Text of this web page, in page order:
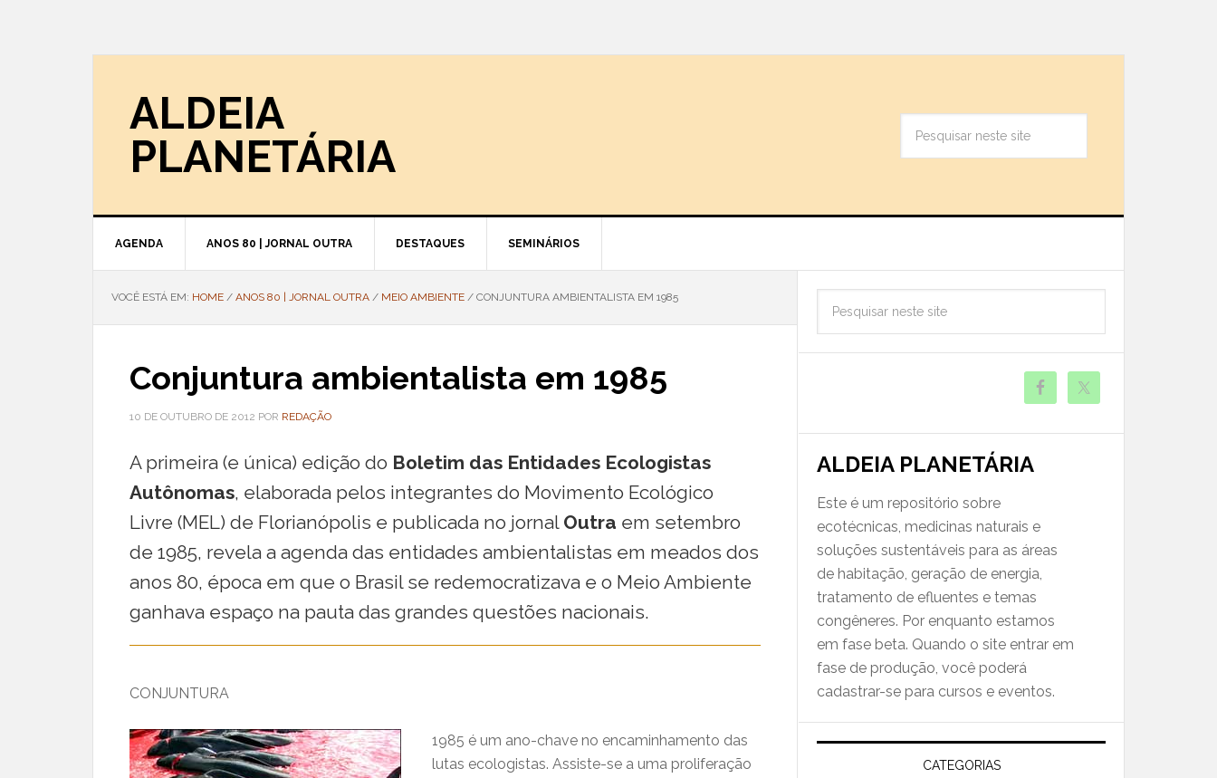
ALDEIA
PLANETÁRIA
AGENDA ANOS 80 | JORNAL OUTRA DESTAQUES SEMINÁRIOS
VOCÊ ESTÁ EM: HOME / ANOS 80 | JORNAL OUTRA / MEIO AMBIENTE / CONJUNTURA AMBIENTALISTA EM 1985
Conjuntura ambientalista em 1985
10 DE OUTUBRO DE 2012 POR REDAÇÃO
A primeira (e única) edição do Boletim das Entidades Ecologistas
Autônomas, elaborada pelos integrantes do Movimento Ecológico
Livre (MEL) de Florianópolis e publicada no jornal Outra em setembro
de 1985, revela a agenda das entidades ambientalistas em meados dos
anos 80, época em que o Brasil se redemocratizava e o Meio Ambiente
ganhava espaço na pauta das grandes questões nacionais.
CONJUNTURA
1985 é um ano-chave no encaminhamento das
lutas ecologistas. Assiste-se a uma proliferação
ALDEIA PLANETÁRIA
Este é um repositório sobre
ecotécnicas, medicinas naturais e
soluções sustentáveis para as áreas
de habitação, geração de energia,
tratamento de efluentes e temas
congêneres. Por enquanto estamos
em fase beta. Quando o site entrar em
fase de produção, você poderá
cadastrar-se para cursos e eventos.
CATEGORIAS